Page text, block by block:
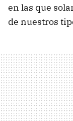
en las que
de nuestros